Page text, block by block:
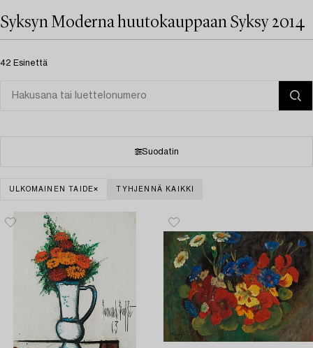
Syksyn Moderna huutokauppaan Syksy 2014
42 Esinettä
Suodatin
ULKOMAINEN TAIDE TYHJENNÄ KAIKKI